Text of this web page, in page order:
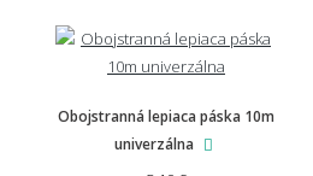
zárukaObojstranná lepiaca páska 10m
univerzálna